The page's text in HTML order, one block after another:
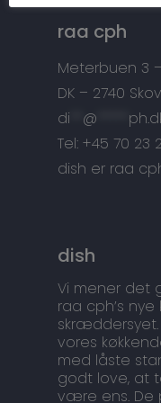
raa cph
Meterbuen 3
DK – 2740
di
@
Tel: +45 70 23
dish er raa
dish
Vi mener det
raa cph’s
skræddersyet.
vores
med låste
godt love, at
være ens. De